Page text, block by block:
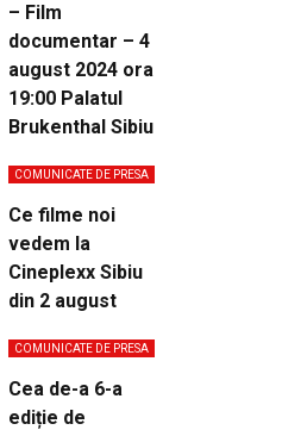
– Film
documentar – 4
august 2024 ora
19:00 Palatul
Brukenthal Sibiu
COMUNICATE DE PRESA
Ce filme noi
vedem la
Cineplexx Sibiu
din 2 august
COMUNICATE DE PRESA
Cea de-a 6-a
ediție de